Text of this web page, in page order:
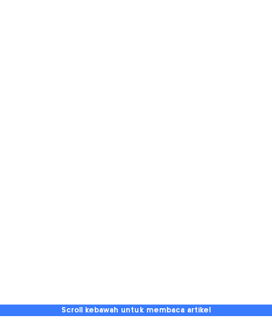
Scroll kebawah untuk membaca artikel